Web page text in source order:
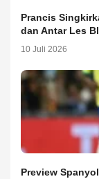
Prancis
dan Antar Les
10 Juli 2026
Preview